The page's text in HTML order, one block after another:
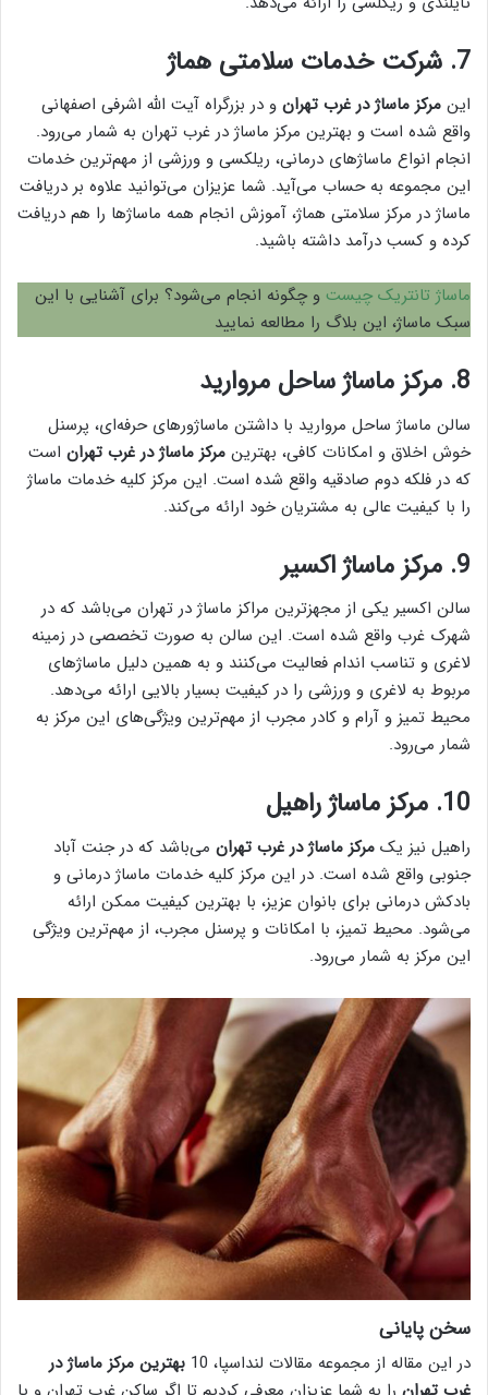
7. شرکت خدمات سلامتی هماژ
این مرکز ماساژ در غرب تهران و در بزرگراه آیت الله اشرفی اصفهانی
واقع شده است و بهترین مرکز ماساژ در غرب تهران به شمار می‌رود.
انجام انواع ماساژ‌های درمانی، ریلکسی و ورزشی از مهم‌ترین خدمات
این مجموعه به حساب می‌آید. شما عزیزان می‌توانید علاوه بر دریافت
ماساژ در مرکز سلامتی هماژ، آموزش انجام همه ماساژ‌ها را هم دریافت
کرده و کسب درآمد داشته باشید.
ماساژ تانتریک چیست و چگونه انجام می‌شود؟ برای آشنایی با این
سبک ماساژ، این بلاگ را مطالعه نمایید
8. مرکز ماساژ ساحل مروارید
سالن ماساژ ساحل مروارید با داشتن ماساژور‌های حرفه‌ای، پرسنل
خوش اخلاق و امکانات کافی، بهترین مرکز ماساژ در غرب تهران است
که در فلکه دوم صادقیه واقع شده است. این مرکز کلیه خدمات ماساژ
را با کیفیت عالی به مشتریان خود ارائه می‌کند.
9. مرکز ماساژ اکسیر
سالن اکسیر یکی از مجهزترین مراکز ماساژ در تهران می‌باشد که در
شهرک غرب واقع شده است. این سالن به صورت تخصصی در زمینه
لاغری و تناسب اندام فعالیت می‌کنند و به همین دلیل ماساژ‌های
مربوط به لاغری و ورزشی را در کیفیت بسیار بالایی ارائه می‌دهد.
محیط تمیز و آرام و کادر مجرب از مهم‌ترین ویژگی‌های این مرکز به
شمار می‌رود.
10. مرکز ماساژ راهیل
راهیل نیز یک مرکز ماساژ در غرب تهران می‌باشد که در جنت آباد
جنوبی واقع شده است. در این مرکز کلیه خدمات ماساژ درمانی و
بادکش درمانی برای بانوان عزیز، با بهترین کیفیت ممکن ارائه
می‌شود. محیط تمیز، با امکانات و پرسنل مجرب، از مهم‌ترین ویژگی
این مرکز به شمار می‌رود.
سخن پایانی
در این مقاله از مجموعه مقالات لنداسپا، 10
بهترین مرکز ماساژ در